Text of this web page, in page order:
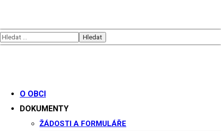
O OBCI
DOKUMENTY
ŽÁDOSTI A FORMULÁŘE
Památky